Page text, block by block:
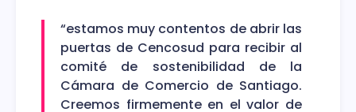
“estamos muy contentos de abrir las
puertas de Cencosud para recibir al
comité de sostenibilidad de la
Cámara de Comercio de Santiago.
Creemos firmemente en el valor de